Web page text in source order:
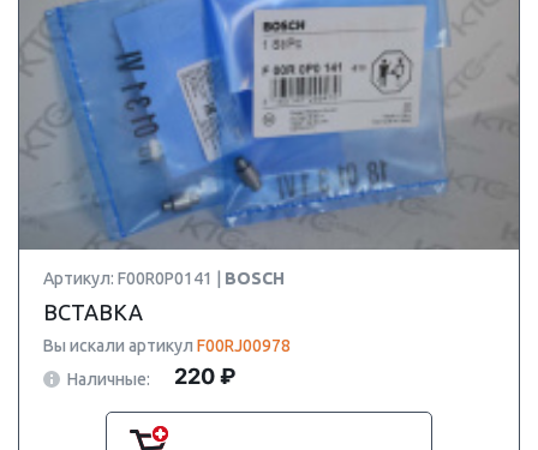
Артикул: F00R0P0141 | BOSCH
ВСТАВКА
Вы искали артикул F00RJ00978
Наличные:
220 ₽